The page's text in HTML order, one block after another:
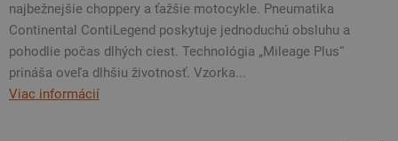
najbežnejšie choppery a ťažšie motocykle. Pneumatika
Continental ContiLegend poskytuje jednoduchú obsluhu a
pohodlie počas dlhých ciest. Technológia „Mileage Plus“
prináša oveľa dlhšiu životnosť. Vzorka...
Viac informácií